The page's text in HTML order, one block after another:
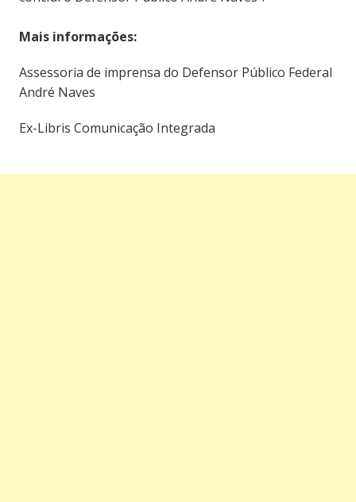
Mais informações:
Assessoria de imprensa do Defensor Público Federal
André Naves
Ex-Libris Comunicação Integrada